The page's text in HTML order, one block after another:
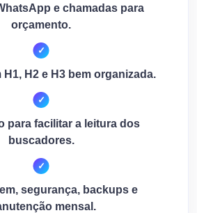
e chamadas para
orçamento.
H2 e H3 bem organizada.
para facilitar a leitura dos
buscadores.
segurança, backups e
mensal.